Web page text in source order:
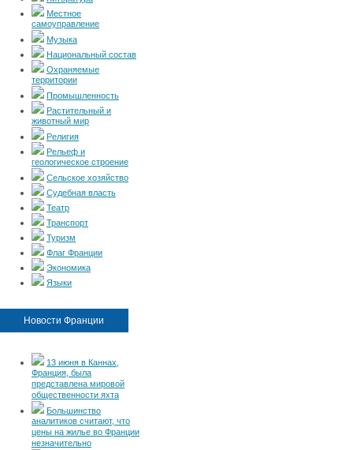
Местное
самоуправление
Музыка
Национальный состав
Охраняемые
территории
Промышленность
Растительный и
животный мир
Религия
Рельеф и
геологическое строение
Сельское хозяйство
Судебная власть
Театр
Транспорт
Туризм
Флаг Франции
Экономика
Языки
Новости Франции
13 июня в Каннах,
Франция, была
представлена мировой
общественности яхта
Большинство
аналитиков считают, что
цены на жилье во Франции
незначительно